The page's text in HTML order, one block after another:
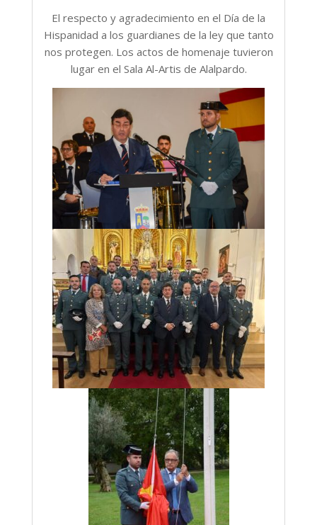
El respecto y agradecimiento en el Día de la
Hispanidad a los guardianes de la ley que tanto
nos protegen. Los actos de homenaje tuvieron
lugar en el Sala Al-Artis de Alalpardo.